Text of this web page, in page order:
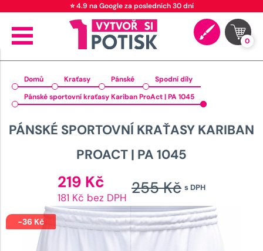
0
Domů Kraťasy Pánské
Spodní díly
Pánské sportovní kraťasy Kariban ProAct | PA 1045
PÁNSKÉ SPORTOVNÍ KRAŤASY KARIBAN
PROACT | PA 1045
s DPH
255Kč
cena
219 Kč cena
je:
219 Kč.
181 Kč bez DPH
-36 Kč